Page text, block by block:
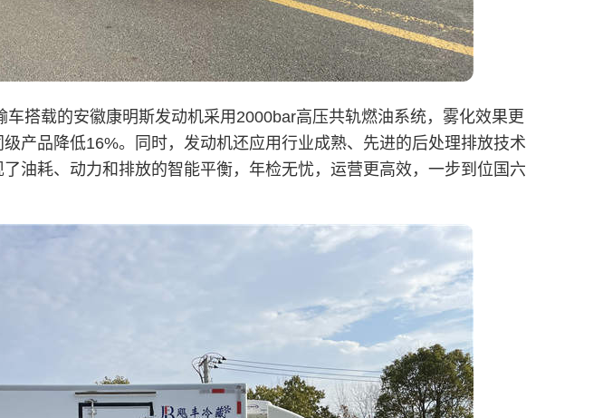
搭载的安徽康明斯发动机采用2000bar高压共轨燃油系统，雾化效果更
产品降低16%。同时，发动机还应用行业成熟、先进的后处理排放技术
油耗、动力和排放的智能平衡，年检无忧，运营更高效，一步到位国六